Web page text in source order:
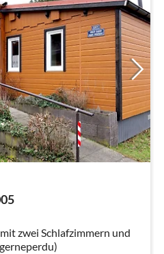
zwei Schlafzimmern und